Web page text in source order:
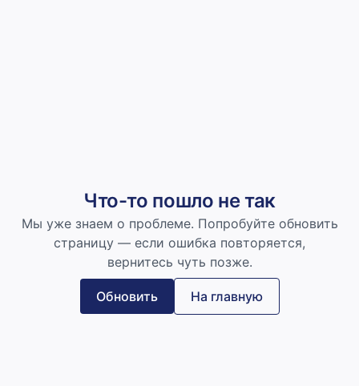
Что-то пошло не так
Мы уже знаем о проблеме. Попробуйте обновить
страницу — если ошибка повторяется,
вернитесь чуть позже.
Обновить На главную